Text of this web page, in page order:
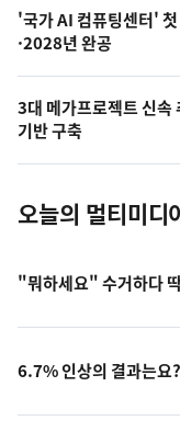
오
의
사
진
'국가 AI 컴퓨팅센터'
·2028년 완공
3대 메가프로젝트 신
기반 구축
오늘의 멀티미디
"뭐하세요" 수거하다
6.7% 인상의 결과는요?